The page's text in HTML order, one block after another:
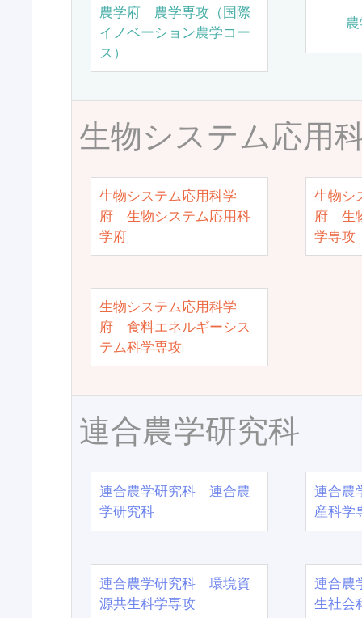
農学府 農学専攻（国際
イノベーション農学コー
ス）
生物システム応用
生物システム応用科学
府 生物システム応用科
学府
生物シ
府 生
学専攻
生物システム応用科学
府 食料エネルギーシス
テム科学専攻
連合農学研究科
連合農学研究科 連合農
学研究科
連合農
産科学
連合農学研究科 環境資
源共生科学専攻
連合農
生社会